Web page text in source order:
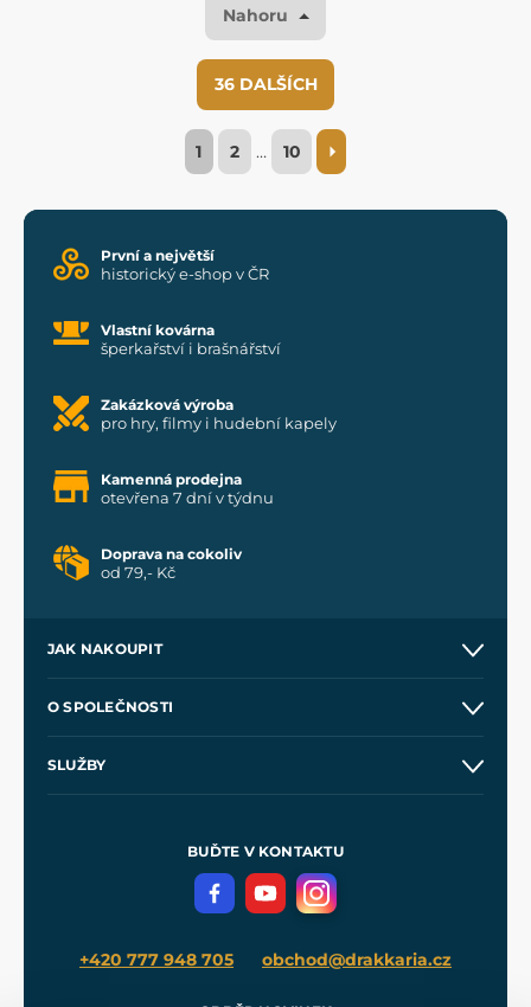
Nahoru
36 DALŠÍCH
1 2 … 10
První a největší
historický e-shop v ČR
Vlastní kovárna
šperkařství i brašnářství
Zakázková výroba
pro hry, filmy i hudební kapely
Kamenná prodejna
otevřena 7 dní v týdnu
Doprava na cokoliv
od 79,- Kč
JAK NAKOUPIT
Velkoobchod
O SPOLEČNOSTI
SLUŽBY
Meče pro Kingdom Come
BUĎTE V KONTAKTU
+420 777 948 705 obchod@drakkaria.cz